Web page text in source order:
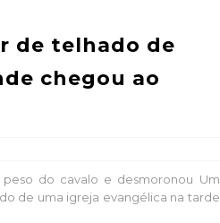
de telhado de
chegou ao
do cavalo e desmoronou Um
de uma igreja evangélica na tarde